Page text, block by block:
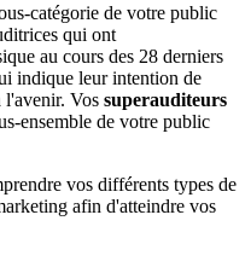
catégorie de votre public
qui ont
au cours des 28 derniers
indique leur intention de
l'avenir. Vos superauditeurs
ensemble de votre public
vos différents types de
afin d'atteindre vos